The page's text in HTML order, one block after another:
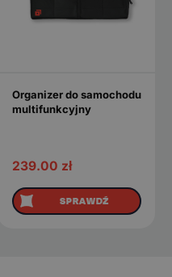
Organizer do samochodu
multifunkcyjny
239.00 zł
SPRAWDŹ